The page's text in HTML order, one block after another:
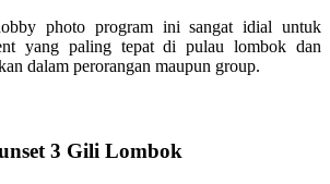
photo program ini sangat idial untuk
yang paling tepat di pulau lombok dan
dalam perorangan maupun group.
3 Gili Lombok